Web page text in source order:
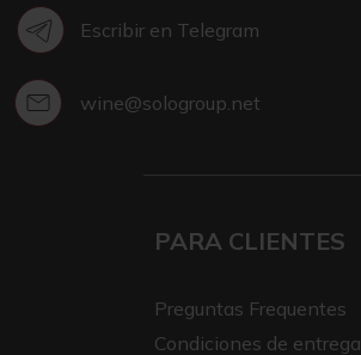
Escribir en Telegram
wine@sologroup.net
PARA CLIENTES
Preguntas Frequentes
Condiciones de entrega